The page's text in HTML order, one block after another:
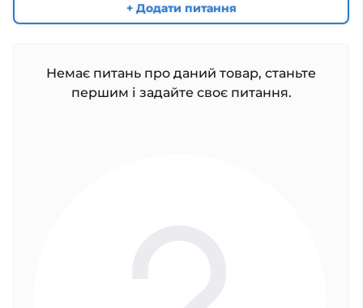
+ Додати питання
Немає питань про даний товар, станьте
першим і задайте своє питання.